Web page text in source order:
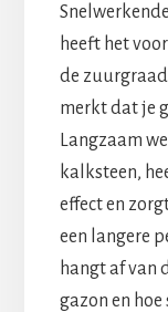
heeft het
de
merkt dat je
Langzaam
kalksteen,
effect en
een langere
hangt af van
gazon en